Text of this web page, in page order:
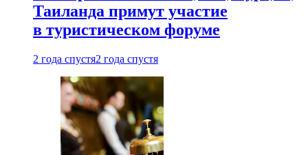
Таиланда примут участие
в туристическом форуме
2 года спустя2 года спустя